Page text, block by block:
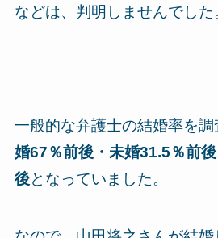
などは、判明しませんでした
一般的な弁護士の結婚率を調
婚67％前後・未婚31.5％前
後となっていました。